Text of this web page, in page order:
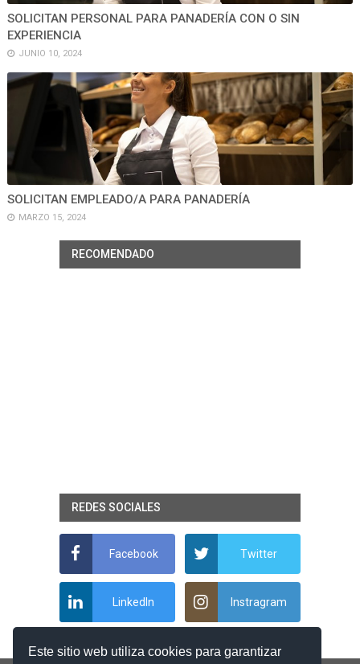
Este sitio web utiliza cookies para garantizar
SOLICITAN PERSONAL PARA PANADERÍA CON O SIN
EXPERIENCIA
JUNIO 10, 2024
SOLICITAN EMPLEADO/A PARA PANADERÍA
MARZO 15, 2024
RECOMENDADO
REDES SOCIALES
Facebook Twitter
LinkedIn Instragram